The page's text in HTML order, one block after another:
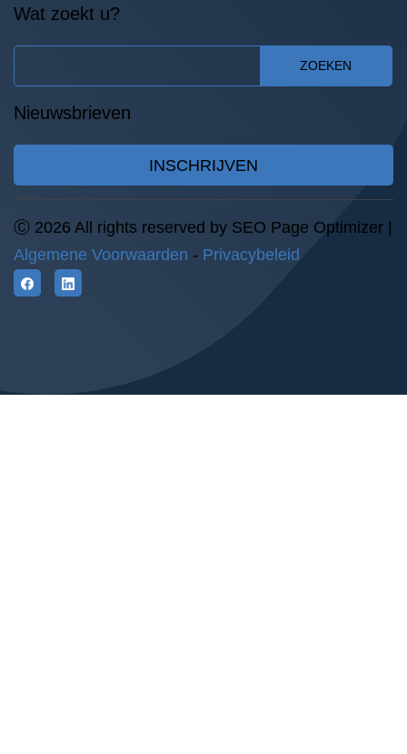
Wat zoekt u?
ZOEKEN
Nieuwsbrieven
INSCHRIJVEN
Ⓒ 2026 All rights reserved by SEO Page Optimizer |
Algemene Voorwaarden - Privacybeleid